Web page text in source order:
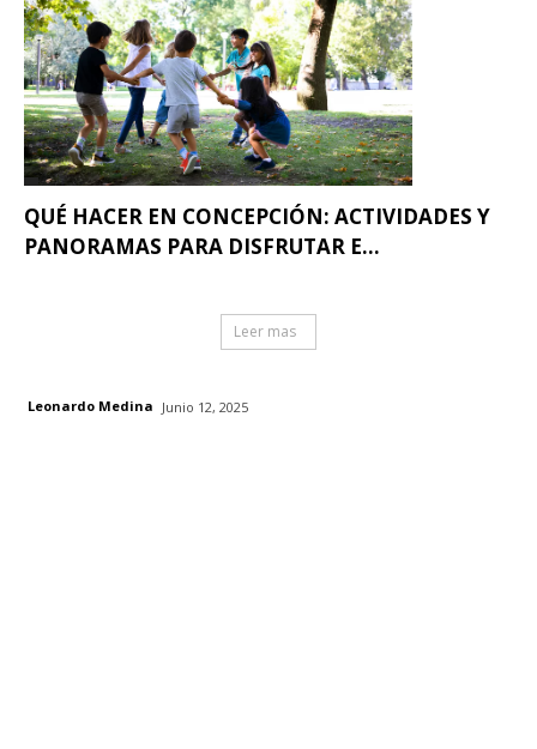
QUÉ HACER EN CONCEPCIÓN: ACTIVIDADES Y
PANORAMAS PARA DISFRUTAR E...
Leer mas
Leonardo Medina Junio 12, 2025